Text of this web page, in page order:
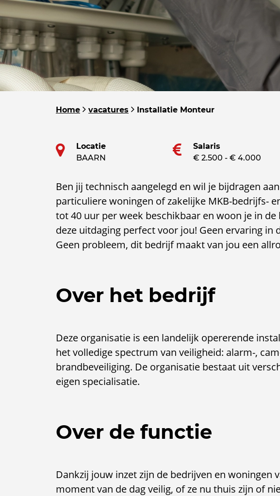
Home vacatures Installatie Monteur
Locatie
BAARN
Salaris
€ 2.500 - € 4.000
Ben jij technisch aangelegd en wil je bijdragen
particuliere woningen of zakelijke MKB-bedrijfs-
tot 40 uur per week beschikbaar en woon je in de
deze uitdaging perfect voor jou! Geen ervaring in
Geen probleem, dit bedrijf maakt van jou een
Over het bedrijf
Deze organisatie is een landelijk opererende
het volledige spectrum van veiligheid: alarm-,
brandbeveiliging. De organisatie bestaat uit
eigen specialisatie.
Over de functie
Dankzij jouw inzet zijn de bedrijven en woningen
moment van de dag veilig, of ze nu thuis zijn of